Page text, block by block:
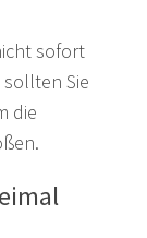
sofort
Sie
die